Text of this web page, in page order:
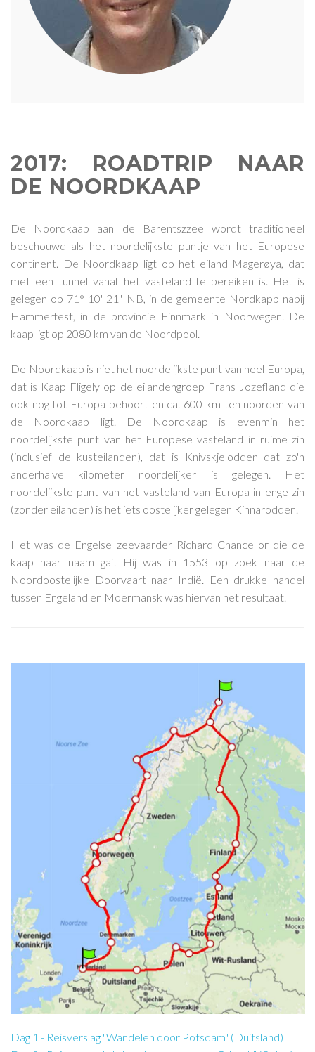
2017: ROADTRIP NAAR
DE NOORDKAAP
De Noordkaap aan de Barentszzee wordt traditioneel
beschouwd als het noordelijkste puntje van het Europese
continent. De Noordkaap ligt op het eiland Magerøya, dat
met een tunnel vanaf het vasteland te bereiken is. Het is
gelegen op 71° 10' 21" NB, in de gemeente Nordkapp nabij
Hammerfest, in de provincie Finnmark in Noorwegen. De
kaap ligt op 2080 km van de Noordpool.
De Noordkaap is niet het noordelijkste punt van heel Europa,
dat is Kaap Fligely op de eilandengroep Frans Jozefland die
ook nog tot Europa behoort en ca. 600 km ten noorden van
de Noordkaap ligt. De Noordkaap is evenmin het
noordelijkste punt van het Europese vasteland in ruime zin
(inclusief de kusteilanden), dat is Knivskjelodden dat zo'n
anderhalve kilometer noordelijker is gelegen. Het
noordelijkste punt van het vasteland van Europa in enge zin
(zonder eilanden) is het iets oostelijker gelegen Kinnarodden.
Het was de Engelse zeevaarder Richard Chancellor die de
kaap haar naam gaf. Hij was in 1553 op zoek naar de
Noordoostelijke Doorvaart naar Indië. Een drukke handel
tussen Engeland en Moermansk was hiervan het resultaat.
Dag 1 - Reisverslag "Wandelen door Potsdam" (Duitsland)